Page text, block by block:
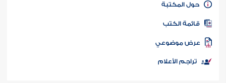
كتاب الأمة
المكتبة
الكتب
موضوعي